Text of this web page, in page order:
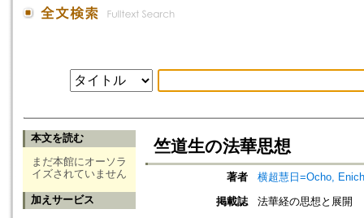
本文を読む
まだ本館にオーソラ
イズされていません
加えサービス
竺道生の法華思想
著者
横超慧日=Ocho,
掲載誌
法華経の思想と展開